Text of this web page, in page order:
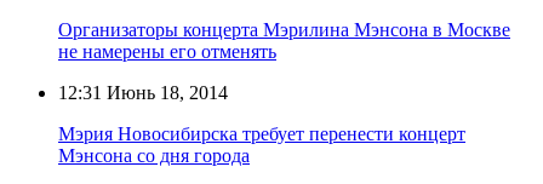
Организаторы концерта Мэрилина Мэнсона в Москве
не намерены его отменять
12:31 Июнь 18, 2014
Мэрия Новосибирска требует перенести концерт
Мэнсона со дня города